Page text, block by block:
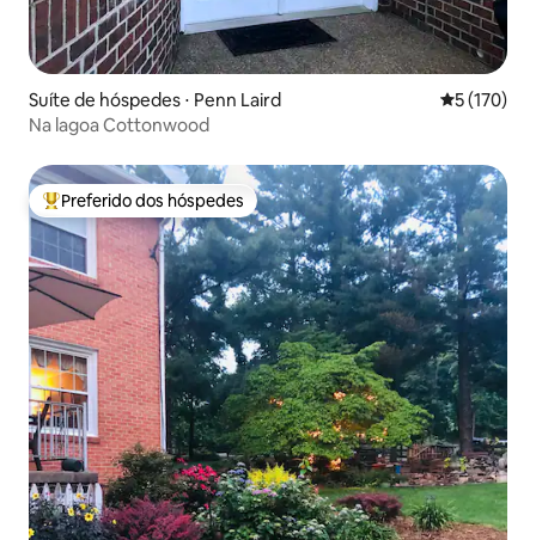
Suíte de hóspedes ⋅ Penn Laird 5 de uma
5 (170)
Na lagoa Cottonwood
Entre os melhores preferidos dos hóspedes
Preferido dos hóspedes